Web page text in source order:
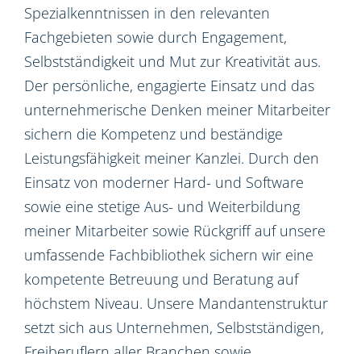
Spezialkenntnissen in den relevanten
Fachgebieten sowie durch Engagement,
Selbstständigkeit und Mut zur Kreativität aus.
Der persönliche, engagierte Einsatz und das
unternehmerische Denken meiner Mitarbeiter
sichern die Kompetenz und beständige
Leistungsfähigkeit meiner Kanzlei. Durch den
Einsatz von moderner Hard- und Software
sowie eine stetige Aus- und Weiterbildung
meiner Mitarbeiter sowie Rückgriff auf unsere
umfassende Fachbibliothek sichern wir eine
kompetente Betreuung und Beratung auf
höchstem Niveau. Unsere Mandantenstruktur
setzt sich aus Unternehmen, Selbstständigen,